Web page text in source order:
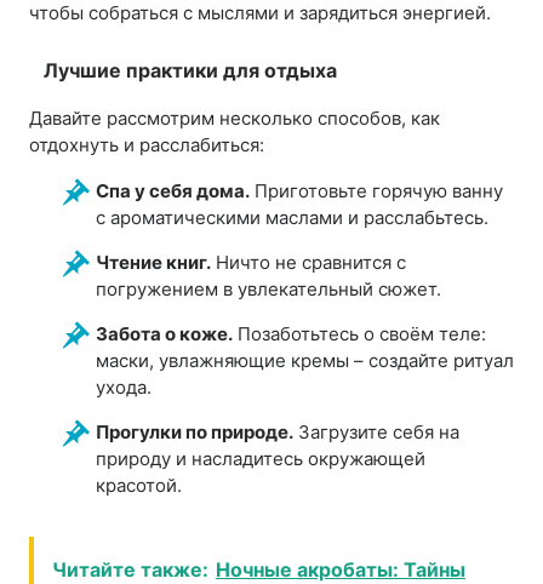
чтобы собраться с мыслями и зарядиться энергией.
Лучшие практики для отдыха
Давайте рассмотрим несколько способов, как
отдохнуть и расслабиться:
Спа у себя дома. Приготовьте горячую ванну
с ароматическими маслами и расслабьтесь.
Чтение книг. Ничто не сравнится с
погружением в увлекательный сюжет.
Забота о коже. Позаботьтесь о своём теле:
маски, увлажняющие кремы – создайте ритуал
ухода.
Прогулки по природe. Загрузите себя на
природу и насладитесь окружающей
красотой.
Читайте также: Ночные акробаты: Тайны